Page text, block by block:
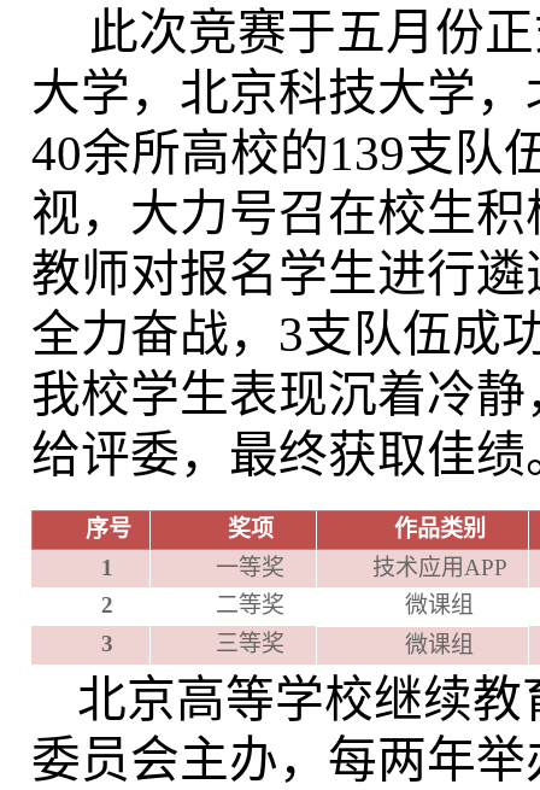
此次竞赛于五月份
大学，北京科技大学
40余所高校的139支队
视，大力号召在校生
教师对报名学生进行
全力奋战，3支队伍成
我校学生表现沉着冷
给评委，最终获取佳绩
序号 奖项
作品类别
1
一等奖
技术应用APP
2
二等奖
微课组
3
三等奖 微课组
北京高等学校继续
委员会主办，每两年